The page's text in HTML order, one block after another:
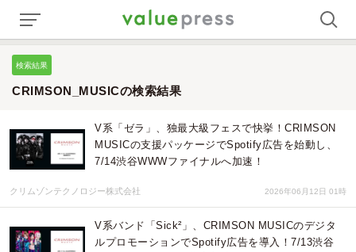
検索結果
CRIMSON_MUSICの検索結果
V系「ゼラ」、独最大級フェスで快挙！CRIMSON
MUSICの支援パッケージでSpotify広告を始動し、
7/14渋谷WWWファイナルへ加速！
クリムゾンテクノロジー株式会社 2026年06月12日 01時
V系バンド「Sick²」、CRIMSON MUSICのデジタ
ルプロモーションでSpotify広告を導入！7/13渋谷